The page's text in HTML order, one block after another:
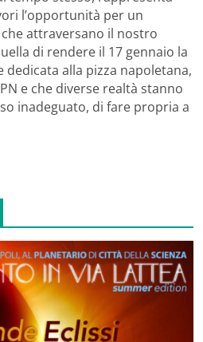
l’opportunità per un
attraversano il nostro
di rendere il 17 gennaio la
alla pizza napoletana,
e che diverse realtà stanno
inadeguato, di fare propria a